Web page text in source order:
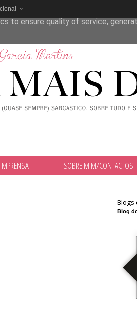
IMPRENSA SOBRE MIM/CONTACTOS
Blogs
Blog
traffic. Your IP address and
to ensure quality of service,